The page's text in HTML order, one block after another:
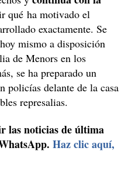
qué ha motivado el
exactamente. Se
mismo a disposición
de Menors en los
se ha preparado un
policías delante de la casa
represalias.
las noticias de última
Haz clic aquí,